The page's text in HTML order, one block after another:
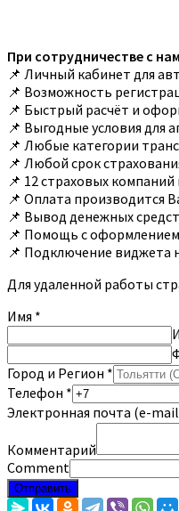
При сотрудничестве с
📌 Личный кабинет для
📌 Возможность
📌 Быстрый расчёт и
📌 Выгодные условия для
📌 Любые категории
📌 Любой срок
📌 12 страховых
📌 Оплата производится
📌 Вывод денежных
📌 Помощь с
📌 Подключение виджета
Для удаленной работы
Имя *
Город и Регион *
Телефон *
Электронная почта (e-
Комментарий
Comment
Отправить